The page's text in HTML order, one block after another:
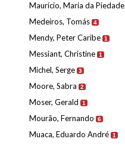
Maurício, Maria da Piedade
Medeiros, Tomás 4
Mendy, Peter Caribe 1
Messiant, Christine 1
Michel, Serge 3
Moore, Sabra 2
Moser, Gerald 1
Mourão, Fernando 6
Muaca, Eduardo André 1